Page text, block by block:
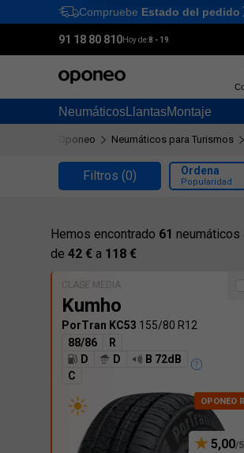
Ctrl
Compruebe Estado del pedido
91 18 80 810Hoy de:8 - 19
Neumáticos LlantasMontaje
Oponeo Neumáticos para Turismos
Filtros (0)
Hemos encontrado 61 neumáticos
de 42 € a 118 €
Ordena
Popularidad
CLASE MEDIA
Kumho
PorTran KC53 155/80 R12
88/86
R
D
D
B 72dB
C
5,00